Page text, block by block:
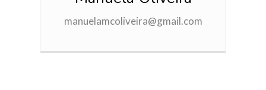
manuelamcoliveira@gmail.com